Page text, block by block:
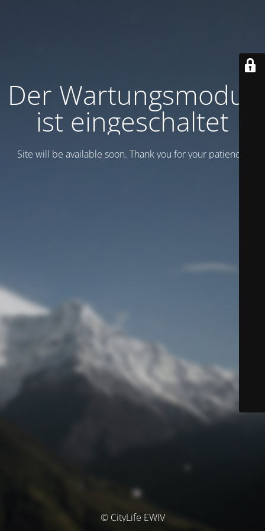
Der Wartungsmodus
ist eingeschaltet
Site will be available soon. Thank you for your patience!
© CityLife EWIV